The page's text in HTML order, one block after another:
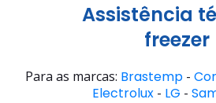
Assistência
freezer
Para as marcas: Brastemp -
Electrolux- LG -